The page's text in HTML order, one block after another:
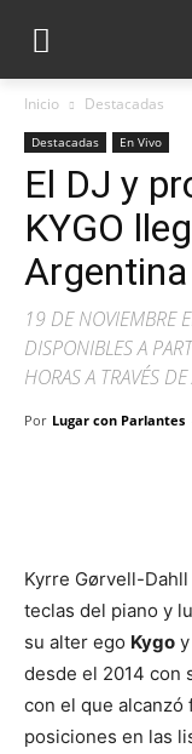
Inicio Destacadas
Destacadas En Vivo
El DJ y
KYGO
Argentina
19 DE NOVIEMBRE
DISPONIBLES A
HORAS A TRAVÉS DE
Por Lugar con Parlantes
Kyrre Gørvell-
teclas del piano y
su alter ego Kygo
desde el 2014 con
con el que alcanzó
posiciones en las